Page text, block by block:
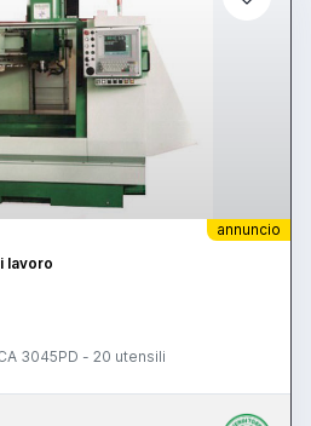
annuncio
lavoro
3045PD - 20 utensili